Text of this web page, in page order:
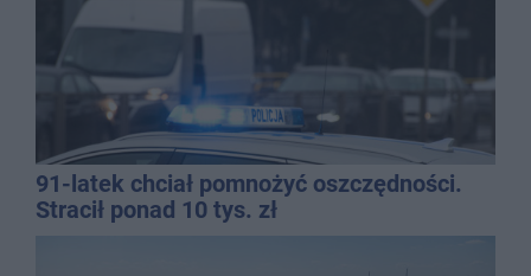
91-latek chciał pomnożyć oszczędności.
Stracił ponad 10 tys. zł